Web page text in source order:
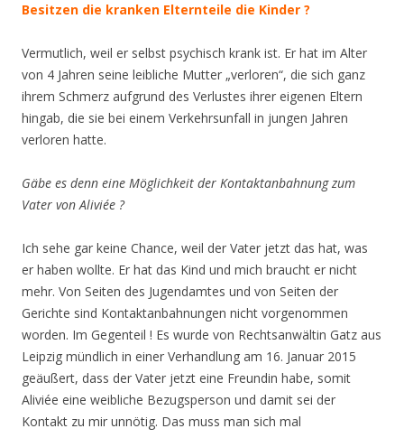
Besitzen die kranken Elternteile die Kinder ?
Vermutlich, weil er selbst psychisch krank ist. Er hat im Alter
von 4 Jahren seine leibliche Mutter „verloren“, die sich ganz
ihrem Schmerz aufgrund des Verlustes ihrer eigenen Eltern
hingab, die sie bei einem Verkehrsunfall in jungen Jahren
verloren hatte.
Gäbe es denn eine Möglichkeit der Kontaktanbahnung zum
Vater von Aliviée ?
Ich sehe gar keine Chance, weil der Vater jetzt das hat, was
er haben wollte. Er hat das Kind und mich braucht er nicht
mehr. Von Seiten des Jugendamtes und von Seiten der
Gerichte sind Kontaktanbahnungen nicht vorgenommen
worden. Im Gegenteil ! Es wurde von Rechtsanwältin Gatz aus
Leipzig mündlich in einer Verhandlung am 16. Januar 2015
geäußert, dass der Vater jetzt eine Freundin habe, somit
Aliviée eine weibliche Bezugsperson und damit sei der
Kontakt zu mir unnötig. Das muss man sich mal